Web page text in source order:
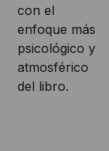
con el
enfoque más
psicológico y
atmosférico
del libro.